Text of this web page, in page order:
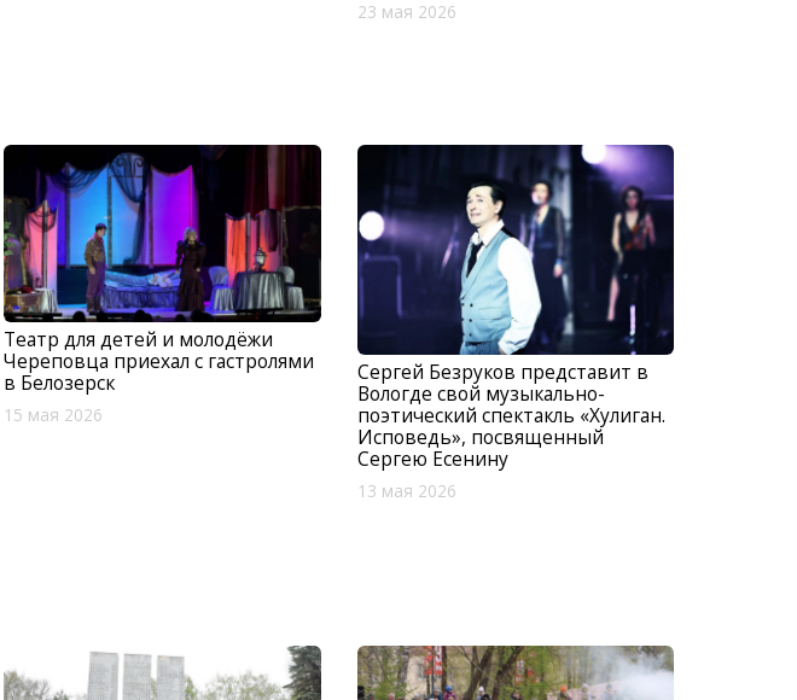
23 мая 2026
Театр для детей и молодёжи
Череповца приехал с гастролями
в Белозерск
15 мая 2026
Сергей Безруков представит в
Вологде свой музыкально-
поэтический спектакль «Хулиган.
Исповедь», посвященный
Сергею Есенину
13 мая 2026